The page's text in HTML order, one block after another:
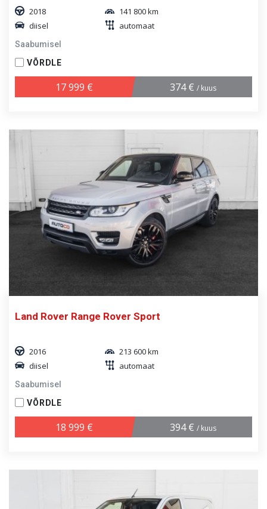
2018
141 800 km
diisel
automaat
Saabumisel
VÕRDLE
17 999 € 374 € / kuus
Land Rover Range Rover Sport
2016
213 600 km
diisel
automaat
Saabumisel
VÕRDLE
18 999 € 394 € / kuus